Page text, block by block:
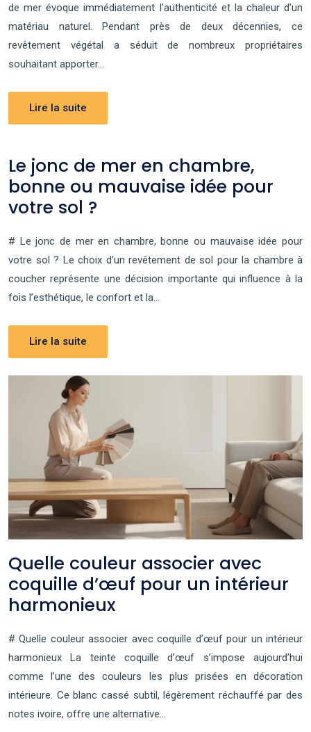
de mer évoque immédiatement l’authenticité et la chaleur d’un
matériau naturel. Pendant près de deux décennies, ce
revêtement végétal a séduit de nombreux propriétaires
souhaitant apporter…
Lire la suite
Le jonc de mer en chambre,
bonne ou mauvaise idée pour
votre sol ?
# Le jonc de mer en chambre, bonne ou mauvaise idée pour
votre sol ? Le choix d’un revêtement de sol pour la chambre à
coucher représente une décision importante qui influence à la
fois l’esthétique, le confort et la…
Lire la suite
Quelle couleur associer avec
coquille d’œuf pour un intérieur
harmonieux
# Quelle couleur associer avec coquille d’œuf pour un intérieur
harmonieux La teinte coquille d’œuf s’impose aujourd’hui
comme l’une des couleurs les plus prisées en décoration
intérieure. Ce blanc cassé subtil, légèrement réchauffé par des
notes ivoire, offre une alternative…